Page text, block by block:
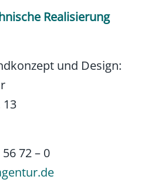
Realisierung
und Design:
13
72 – 0